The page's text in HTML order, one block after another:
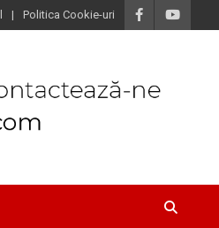
Politica Cookie-uri